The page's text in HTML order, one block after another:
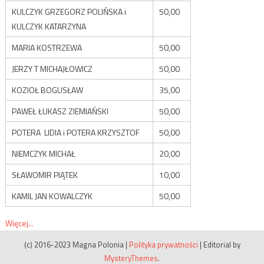
KULCZYK GRZEGORZ POLIŃSKA i
KULCZYK KATARZYNA
50,00
MARIA KOSTRZEWA
50,00
JERZY T MICHAJŁOWICZ
50,00
KOZIOŁ BOGUSŁAW
35,00
PAWEŁ ŁUKASZ ZIEMIAŃSKI
50,00
POTERA LIDIA i POTERA KRZYSZTOF
50,00
NIEMCZYK MICHAŁ
20,00
SŁAWOMIR PIĄTEK
10,00
KAMIL JAN KOWALCZYK
50,00
Więcej...
(c) 2016-2023 Magna Polonia | Polityka prywatności | Editorial by
MysteryThemes.